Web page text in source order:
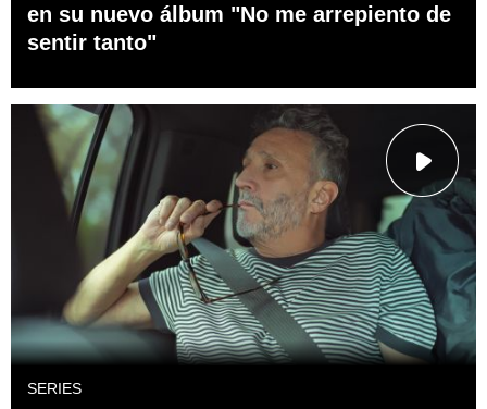
en su nuevo álbum "No me arrepiento de
sentir tanto"
SERIES